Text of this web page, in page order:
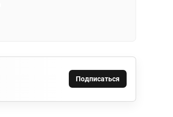
Подписаться